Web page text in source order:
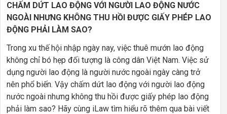
CHẤM DỨT LAO ĐỘNG VỚI NGƯỜI LAO ĐỘNG NƯỚC
NGOÀI NHƯNG KHÔNG THU HỒI ĐƯỢC GIẤY PHÉP LAO
ĐỘNG PHẢI LÀM SAO?
Trong xu thế hội nhập ngày nay, việc thuê mướn lao động
không chỉ bó hẹp đối tượng là công dân Việt Nam. Việc sử
dụng người lao động là người nước ngoài ngày càng trở
nên phổ biến. Vậy chấm dứt lao động với người lao động
nước ngoài nhưng không thu hồi được giấy phép lao động
phải làm sao? Hãy cùng iLaw tìm hiểu rõ thêm qua bài viết